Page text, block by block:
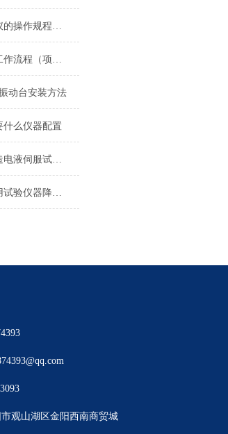
平板导热系数测定仪的操作规程是怎样的？
工地试验室组建及工作流程（项目经理、总工、试验室主任必看）
动台安装方法
什么仪器配置
普通液压试验机改造电液伺服试验机方案
为满足用户短期使用试验仪器降低成本现有仪器租赁部
观山湖区金阳西南商贸城